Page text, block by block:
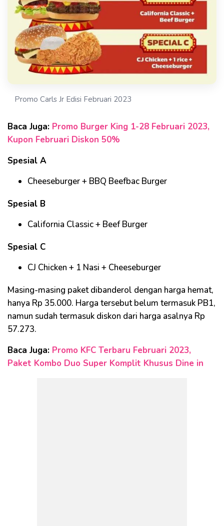
Promo Carls Jr Edisi Februari 2023
Baca Juga: Promo Burger King 1-28 Februari 2023,
Kupon Februari Diskon 50%
Spesial A
Cheeseburger + BBQ Beefbac Burger
Spesial B
California Classic + Beef Burger
Spesial C
CJ Chicken + 1 Nasi + Cheeseburger
Masing-masing paket dibanderol dengan harga hemat,
hanya Rp 35.000. Harga tersebut belum termasuk PB1,
namun sudah termasuk diskon dari harga asalnya Rp
57.273.
Baca Juga: Promo KFC Terbaru Februari 2023,
Paket Kombo Duo Super Komplit Khusus Dine in